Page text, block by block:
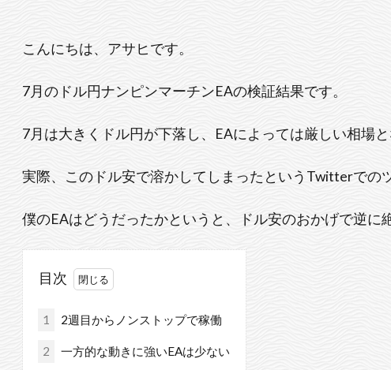
こんにちは、アサヒです。
7月のドル円ナンピンマーチンEAの検証結果です。
7月は大きくドル円が下落し、EAによっては厳しい相場と
実際、このドル安で溶かしてしまったというTwitterでの
僕のEAはどうだったかというと、ドル安のおかげで逆に
目次
1 2週目からノンストップで稼働
2 一方的な動きに強いEAは少ない